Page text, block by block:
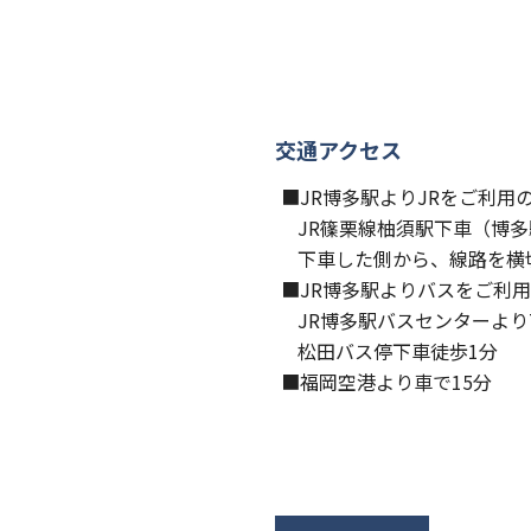
交通アクセス
■JR博多駅よりJRをご利用
JR篠栗線柚須駅下車（博
下車した側から、線路を
■JR博多駅よりバスをご利
JR博多駅バスセンターよ
松田バス停下車徒歩1分
■福岡空港より車で15分